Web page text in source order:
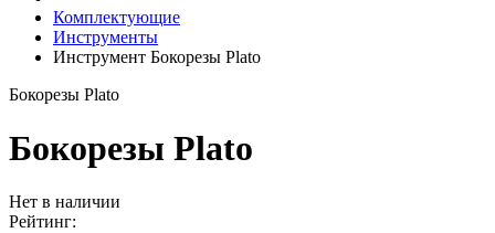
Комплектующие
Инструменты
Инструмент Бокорезы Plato
Бокорезы Plato
Бокорезы Plato
Нет в наличии
Рейтинг: